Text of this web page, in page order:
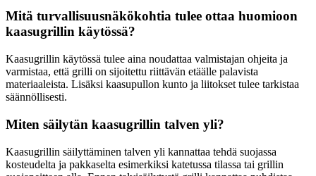
Mitä turvallisuusnäkökohtia tulee ottaa huomioon
kaasugrillin käytössä?
Kaasugrillin käytössä tulee aina noudattaa valmistajan ohjeita ja
varmistaa, että grilli on sijoitettu riittävän etäälle palavista
materiaaleista. Lisäksi kaasupullon kunto ja liitokset tulee tarkistaa
säännöllisesti.
Miten säilytän kaasugrillin talven yli?
Kaasugrillin säilyttäminen talven yli kannattaa tehdä suojassa
kosteudelta ja pakkaselta esimerkiksi katetussa tilassa tai grillin